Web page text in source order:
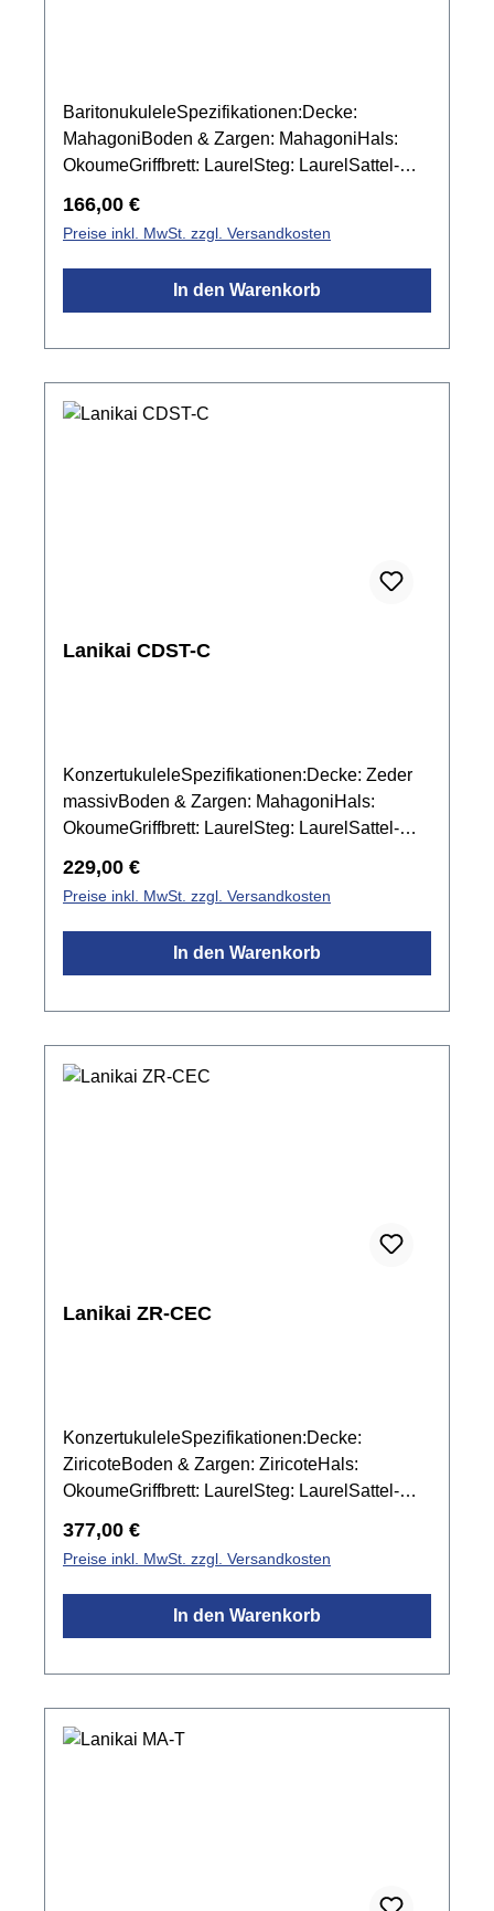
BaritonukuleleSpezifikationen:Decke:
MahagoniBoden & Zargen: MahagoniHals:
OkoumeGriffbrett: LaurelSteg: LaurelSattel-
XBBindings: KunststoffMensur: 514
mmSattelbreite: 38,8 mmMechanik: Chrom
offenFarbe: Natur mattinkl. Gigbag
Regulärer Preis:
166,00 €
Preise inkl. MwSt. zzgl. Versandkosten
In den Warenkorb
Lanikai CDST-C
KonzertukuleleSpezifikationen:Decke: Zeder
massivBoden & Zargen: MahagoniHals:
OkoumeGriffbrett: LaurelSteg: LaurelSattel-
XBBindings: EchtholzMensur: 378
mmSattelbreite: 37,4 mmMechanik: Grover
Nickel offenFarbe: Natur mattinkl. Gigbag
Regulärer Preis:
229,00 €
Preise inkl. MwSt. zzgl. Versandkosten
In den Warenkorb
Lanikai ZR-CEC
KonzertukuleleSpezifikationen:Decke:
ZiricoteBoden & Zargen: ZiricoteHals:
OkoumeGriffbrett: LaurelSteg: LaurelSattel-
KunststoffMensur: 378 mmSattelbreite: 37,4
mmPickup: Fishman KulaMechanik:
ChromFarbe: Natur mattinkl. Gigbag
Regulärer Preis:
377,00 €
Preise inkl. MwSt. zzgl. Versandkosten
In den Warenkorb